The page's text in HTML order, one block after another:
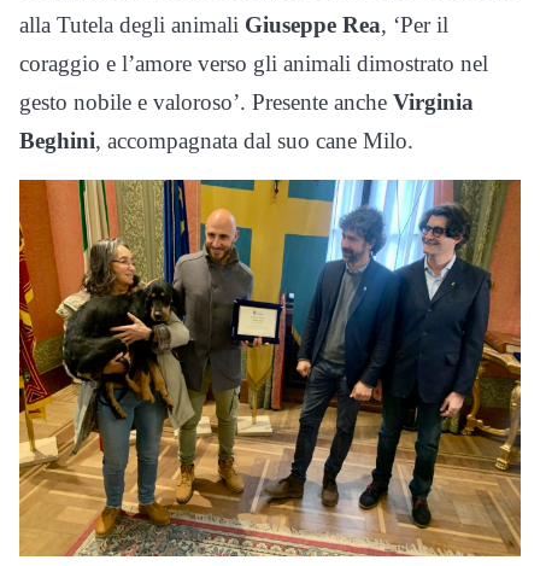
alla Tutela degli animali Giuseppe Rea, ‘Per il
coraggio e l’amore verso gli animali dimostrato nel
gesto nobile e valoroso’. Presente anche Virginia
Beghini, accompagnata dal suo cane Milo.